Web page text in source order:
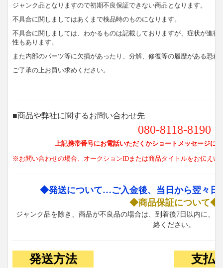
ジャンク品となりますので初期不良保証できない商品となります。
不具合に関しましてはあくまで検品時のものになります。
不具合に関しましては、わかるものは記載しておりますが、症状が進
性もあります。
また内部のパーツ等に欠損があったり、分解、修復等の履歴がある恐れ
ご了承の上お買い求めください。
■商品や弊社に関するお問い合わせ先
080-8118-8190
上記携帯番号にお電話いただくかショートメッセージに
※お問い合わせの場合、オークションIDまたは商品タイトルをお伝えい
◆発送について…ご入金後、当日から翌々日
◆商品保証について◆
ジャンク品を除き、商品が不良品の場合は、到着後7日以内に、
絡ください。
発送方法 支払